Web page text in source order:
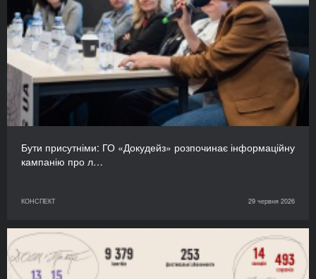
Бути присутніми: ГО «Докудейз» розпочинає інформаційну
кампанію про л…
КОНСПЕКТ 29 червня 2026